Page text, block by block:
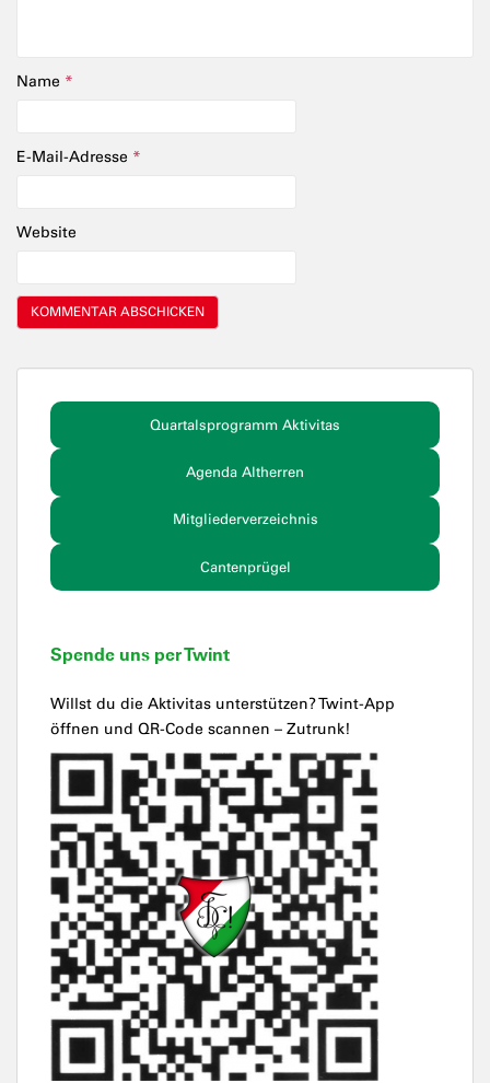
Name *
E-Mail-Adresse *
Website
Quartalsprogramm Aktivitas
Agenda Altherren
Mitgliederverzeichnis
Cantenprügel
Spende uns per Twint
Willst du die Aktivitas unterstützen? Twint-App
öffnen und QR-Code scannen – Zutrunk!